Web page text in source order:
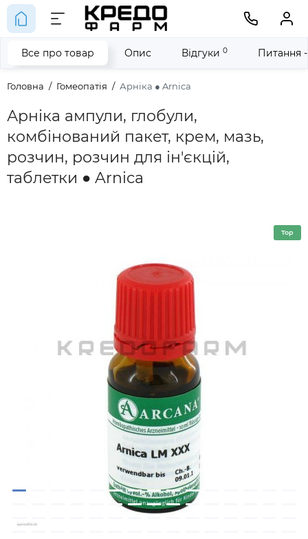
Головна Гомеопатія Арніка ● Arnica
Арніка ампули, глобули,
комбінований пакет, крем, мазь,
розчин, розчин для ін'єкцій,
таблетки ● Arnica
Все про товар Опис Відгуки 0 Питання
Top